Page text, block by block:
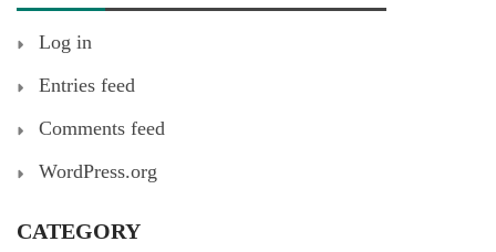
Log in
Entries feed
Comments feed
WordPress.org
CATEGORY